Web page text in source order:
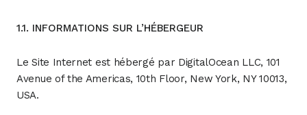
1.1. INFORMATIONS SUR L’HÉBERGEUR
Le Site Internet est hébergé par DigitalOcean LLC, 101
Avenue of the Americas, 10th Floor, New York, NY 10013,
USA.